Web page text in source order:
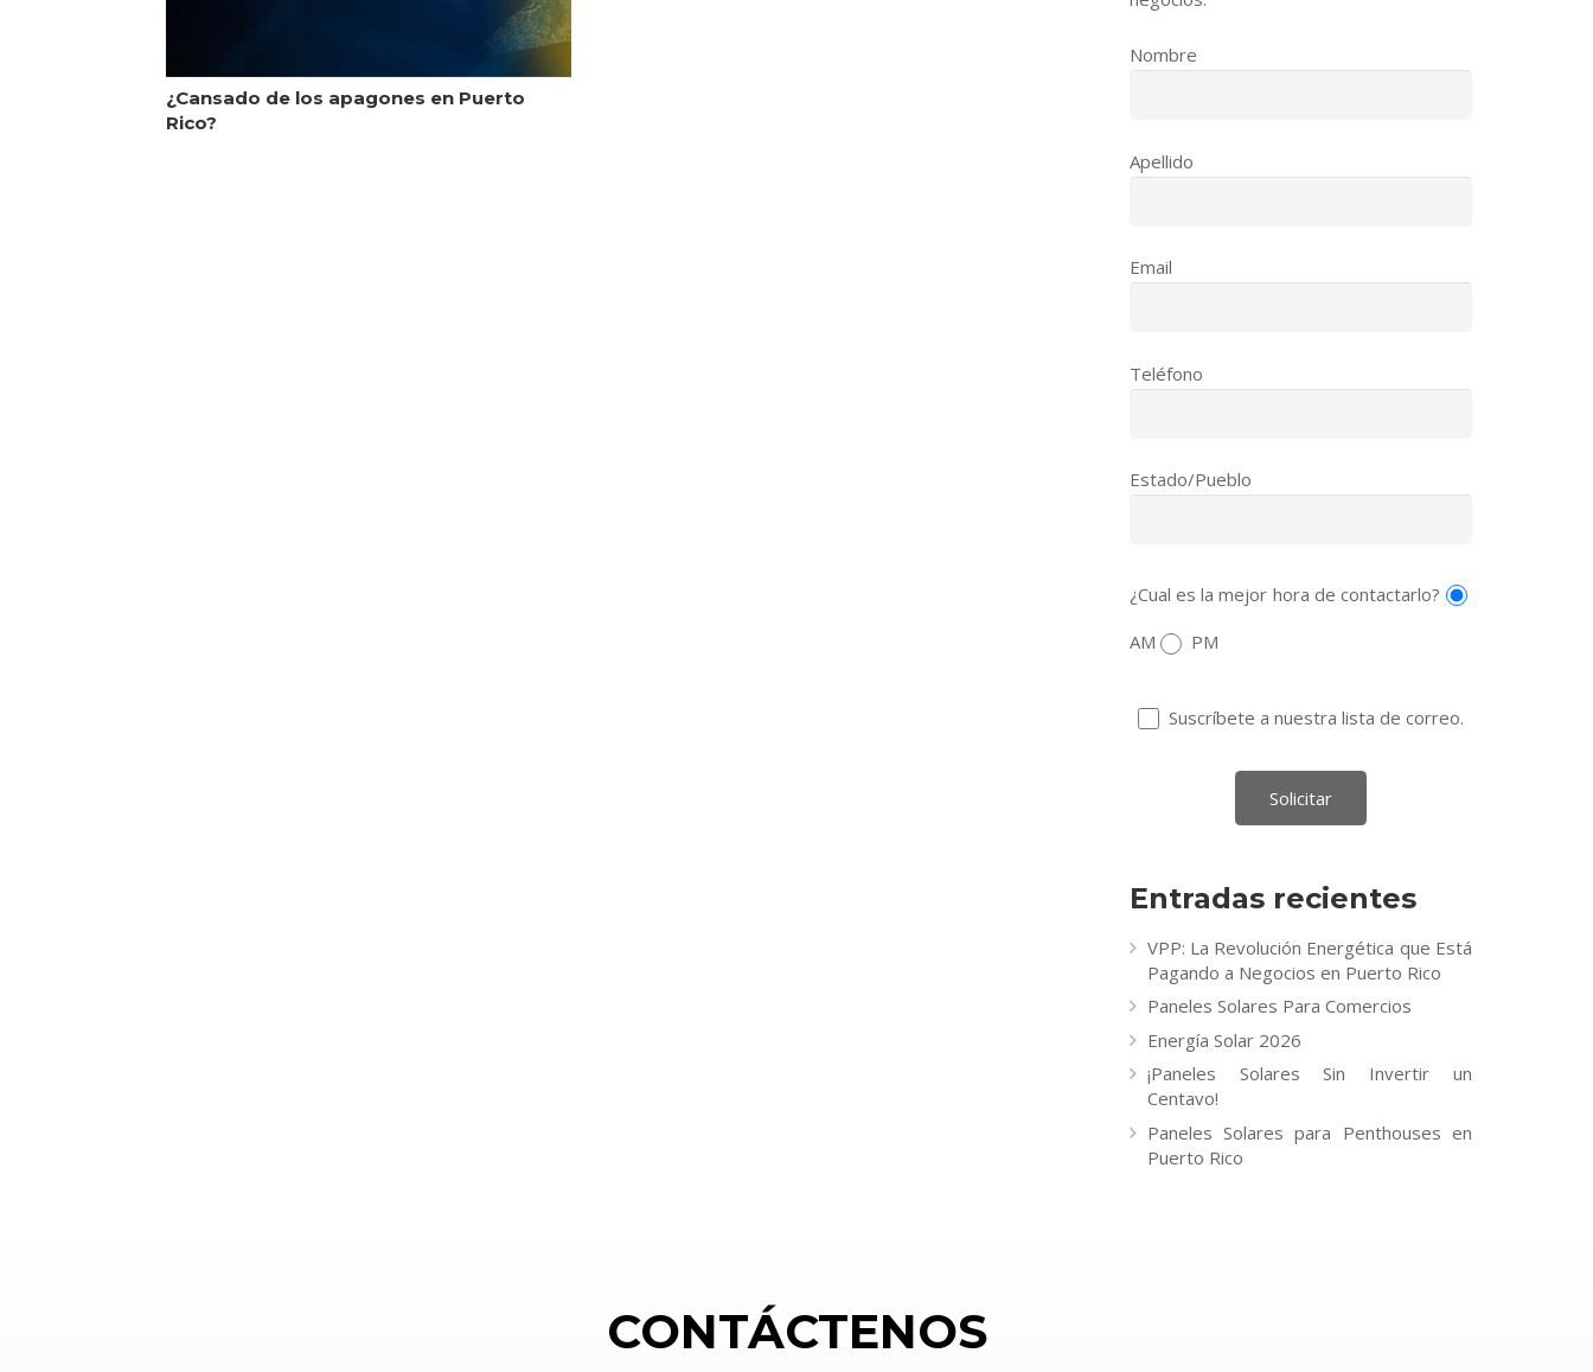
¿Cansado de los apagones en Puerto
Rico?
Nombre
Apellido
Email
Teléfono
Estado/Pueblo
¿Cual es la mejor hora de contactarlo?
AM PM
Suscríbete a nuestra lista de correo.
Entradas recientes
VPP: La Revolución Energética que Está
Pagando a Negocios en Puerto Rico
Paneles Solares Para Comercios
Energía Solar 2026
¡Paneles Solares Sin Invertir un
Centavo!
Paneles Solares para Penthouses en
Puerto Rico
CONTÁCTENOS